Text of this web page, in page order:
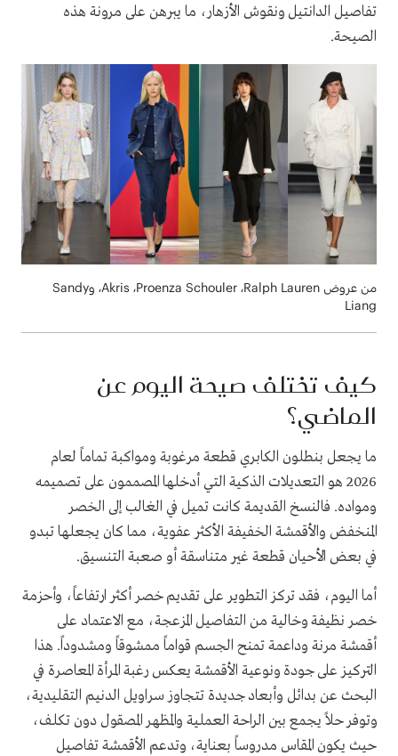
تفاصيل الدانتيل ونقوش الأزهار، ما يبرهن على مرونة هذه
الصيحة.
من عروض Ralph Lauren‏، Proenza Schouler‏، Akris، وSandy
Liang‏ ‏
كيف تختلف صيحة اليوم عن
الماضي؟
ما يجعل بنطلون الكابري قطعة مرغوبة ومواكبة تماماً لعام
2026 هو التعديلات الذكية التي أدخلها المصممون على تصميمه
ومواده. فالنسخ القديمة كانت تميل في الغالب إلى الخصر
المنخفض والأقمشة الخفيفة الأكثر عفوية، مما كان يجعلها تبدو
في بعض الأحيان قطعة غير متناسقة أو صعبة التنسيق.
أما اليوم، فقد تركز التطوير على تقديم خصر أكثر ارتفاعاً، وأحزمة
خصر نظيفة وخالية من التفاصيل المزعجة، مع الاعتماد على
أقمشة مرنة وداعمة تمنح الجسم قواماً ممشوقاً ومشدوداً. هذا
التركيز على جودة ونوعية الأقمشة يعكس رغبة المرأة المعاصرة في
البحث عن بدائل وأبعاد جديدة تتجاوز سراويل الدنيم التقليدية،
وتوفر حلاً يجمع بين الراحة العملية والمظهر المصقول دون تكلف،
حيث يكون المقاس مدروساً بعناية، وتدعم الأقمشة تفاصيل